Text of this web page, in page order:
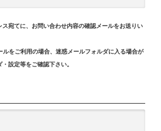
宛てに、お問い合わせ内容の確認メールをお送りい
をご利用の場合、迷惑メールフォルダに入る場合が
設定等をご確認下さい。